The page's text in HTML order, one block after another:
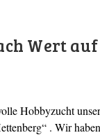
Wert
Hobbyzucht
. Wir